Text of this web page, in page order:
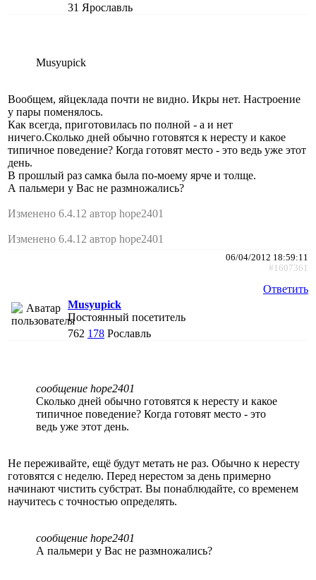
31 Ярославль
Musyupick
Вообщем, яйцеклада почти не видно. Икры нет. Настроение
у пары поменялось.
Как всегда, приготовилась по полной - а и нет
ничего.Сколько дней обычно готовятся к нересту и какое
типичное поведение? Когда готовят место - это ведь уже этот
день.
В прошлый раз самка была по-моему ярче и толще.
А пальмери у Вас не размножались?
Изменено 6.4.12 автор hope2401
Изменено 6.4.12 автор hope2401
06/04/2012 18:59:11
#1607361
Ответить
Musyupick
Постоянный посетитель
762 178 Рославль
сообщение hope2401
Сколько дней обычно готовятся к нересту и какое
типичное поведение? Когда готовят место - это
ведь уже этот день.
Не переживайте, ещё будут метать не раз. Обычно к нересту
готовятся с неделю. Перед нерестом за день примерно
начинают чистить субстрат. Вы понаблюдайте, со временем
научитесь с точностью определять.
сообщение hope2401
А пальмери у Вас не размножались?